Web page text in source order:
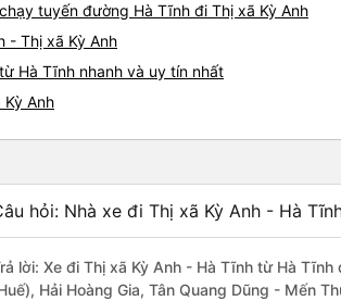
tuyến đường Hà Tĩnh đi Thị xã Kỳ Anh
- Thị xã Kỳ Anh
Hà Tĩnh nhanh và uy tín nhất
Anh
hỏi: Nhà xe đi Thị xã Kỳ Anh - Hà
lời: Xe đi Thị xã Kỳ Anh - Hà Tĩnh từ Hà
Hải Hoàng Gia, Tân Quang Dũng - Mến